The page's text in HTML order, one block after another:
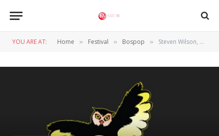
YOU ARE AT: Home » Festival » Bospop » Steven Wilson, Gary Clark Jr. en meer bevestigd voor Bospop